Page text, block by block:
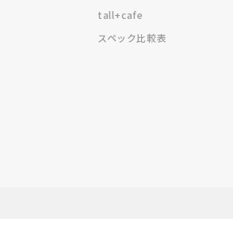
tall+cafe
スペック比較表